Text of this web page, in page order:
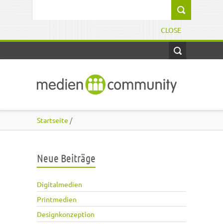
CLOSE
Startseite /
Neue Beiträge
Digitalmedien
Printmedien
Designkonzeption